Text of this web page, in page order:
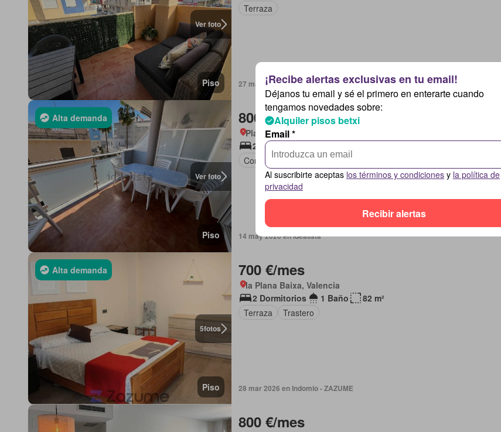
Ver foto
Piso
Terraza
27 may 2026 en idealista
Ver foto
Alta demanda
Piso
800 €/mes
Platja de Xilxes, la Plana Baixa
2 Dormitorios
Completamente amueblado
14 may 2026 en idealista
5fotos
Alta demanda
Piso
700 €/mes
la Plana Baixa, Valencia
2 Dormitorios
1 Baño
82 m²
Terraza
Trastero
28 mar 2026 en Indomio - ZAZUME
800 €/mes
Déjanos tu email y sé el primero en enterarte cuando
tengamos novedades sobre:
Alquiler pisos betxi
Email *
Al suscribirte aceptas los términos y condiciones y la política de
privacidad
Recibir alertas